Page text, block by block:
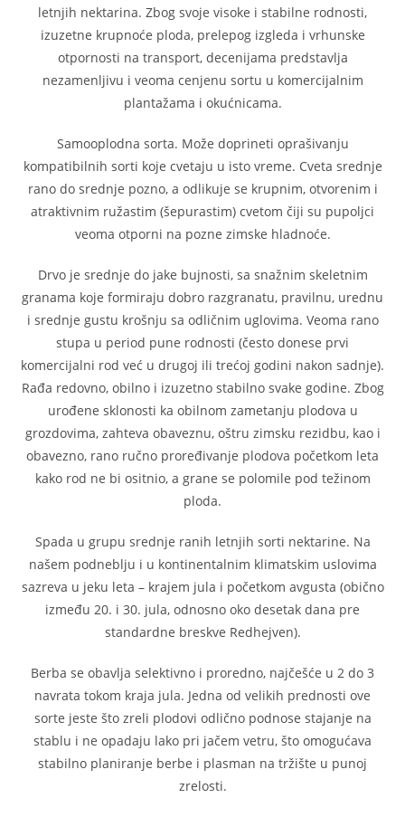
letnjih nektarina. Zbog svoje visoke i stabilne rodnosti,
izuzetne krupnoće ploda, prelepog izgleda i vrhunske
otpornosti na transport, decenijama predstavlja
nezamenljivu i veoma cenjenu sortu u komercijalnim
plantažama i okućnicama.
Samooplodna sorta. Može doprineti oprašivanju
kompatibilnih sorti koje cvetaju u isto vreme. Cveta srednje
rano do srednje pozno, a odlikuje se krupnim, otvorenim i
atraktivnim ružastim (šepurastim) cvetom čiji su pupoljci
veoma otporni na pozne zimske hladnoće.
Drvo je srednje do jake bujnosti, sa snažnim skeletnim
granama koje formiraju dobro razgranatu, pravilnu, urednu
i srednje gustu krošnju sa odličnim uglovima. Veoma rano
stupa u period pune rodnosti (često donese prvi
komercijalni rod već u drugoj ili trećoj godini nakon sadnje).
Rađa redovno, obilno i izuzetno stabilno svake godine. Zbog
urođene sklonosti ka obilnom zametanju plodova u
grozdovima, zahteva obaveznu, oštru zimsku rezidbu, kao i
obavezno, rano ručno proređivanje plodova početkom leta
kako rod ne bi ositnio, a grane se polomile pod težinom
ploda.
Spada u grupu srednje ranih letnjih sorti nektarine. Na
našem podneblju i u kontinentalnim klimatskim uslovima
sazreva u jeku leta – krajem jula i početkom avgusta (obično
između 20. i 30. jula, odnosno oko desetak dana pre
standardne breskve Redhejven).
Berba se obavlja selektivno i proredno, najčešće u 2 do 3
navrata tokom kraja jula. Jedna od velikih prednosti ove
sorte jeste što zreli plodovi odlično podnose stajanje na
stablu i ne opadaju lako pri jačem vetru, što omogućava
stabilno planiranje berbe i plasman na tržište u punoj
zrelosti.